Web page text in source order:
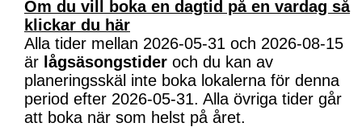
Om du vill boka en dagtid på en vardag så
klickar du här
Alla tider mellan 2026-05-31 och 2026-08-15
är lågsäsongstider och du kan av
planeringsskäl inte boka lokalerna för denna
period efter 2026-05-31. Alla övriga tider går
att boka när som helst på året.